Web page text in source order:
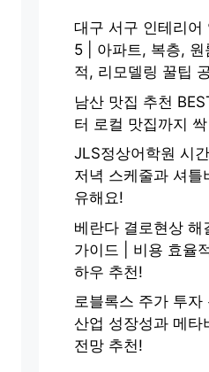
대구 서구 인테리어
5 | 아파트, 복층, 원
적, 리모델링 꿀팁
남산 맛집 추천
터 로컬 맛집까지
JLS정상어학원 시
저녁 스케줄과 셔틀
유해요!
베란다 결로현상 해
가이드 | 비용 효율
하우 추천!
로블록스 주가 투자
산업 성장성과 메타
전망 추천!